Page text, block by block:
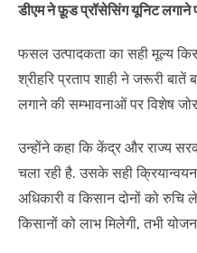
डीएम ने फ़ूड प्रॉसेसिंग यूनिट लगाने
फसल उत्पादकता का सही मूल्य
श्रीहरि प्रताप शाही ने जरूरी
लगाने की सम्भावनाओं पर विशेष जोर
उन्होंने कहा कि केंद्र और राज्य
चला रही है. उसके सही
अधिकारी व किसान दोनों को
किसानों को लाभ मिलेगी, तभी